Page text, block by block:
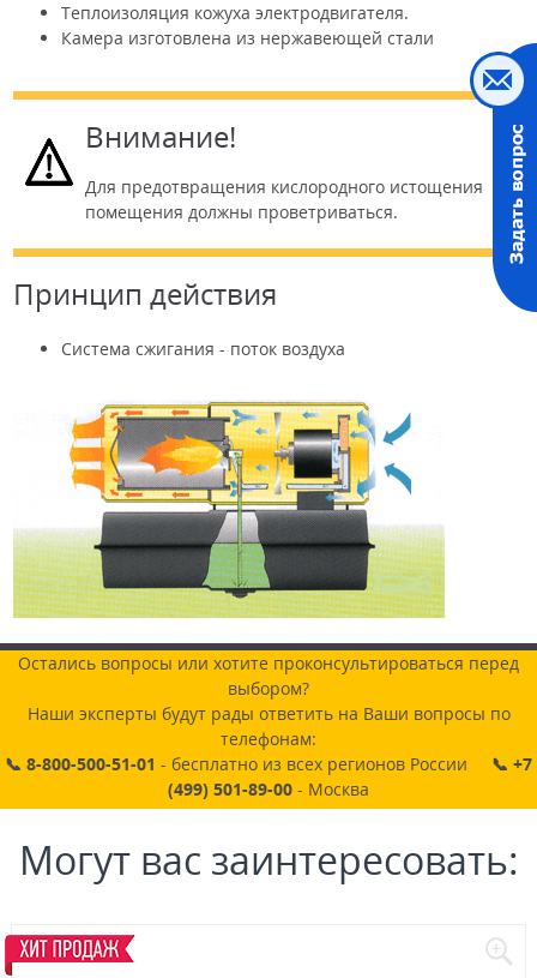
Теплоизоляция кожуха электродвигателя.
Камера изготовлена из нержавеющей стали
Внимание!
Для предотвращения кислородного истощения
помещения должны проветриваться.
Принцип действия
Система сжигания - поток воздуха
Остались вопросы или хотите проконсультироваться перед
выбором?
Наши эксперты будут рады ответить на Ваши вопросы по
телефонам:
📞 8-800-500-51-01 - бесплатно из всех регионов России 📞 +7
(499) 501-89-00 - Москва
Могут вас заинтересовать: